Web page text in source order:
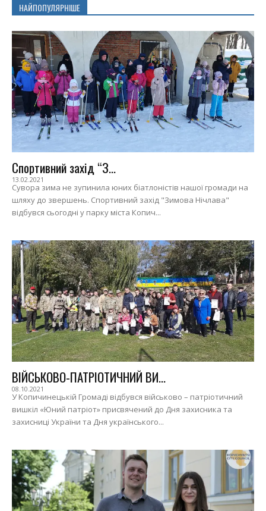
НАЙПОПУЛЯРНІШЕ
Спортивний захід “З...
13.02.2021
Сувора зима не зупинила юних біатлоністів нашої громади на
шляху до звершень. Спортивний захід "Зимова Нічлава"
відбувся сьогодні у парку міста Копич...
ВІЙСЬКОВО-ПАТРІОТИЧНИЙ ВИ...
08.10.2021
У Копичинецькій Громаді відбувся військово – патріотичний
вишкіл «Юний патріот» присвячений до Дня захисника та
захисниці України та Дня українського...